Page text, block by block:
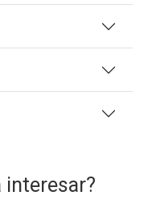
interesar?